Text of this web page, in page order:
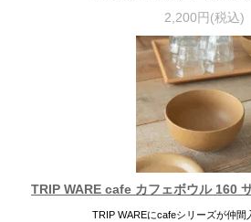
2,200円(税込)
TRIP WARE cafe カフェボウル 160
TRIP WAREにcafeシリーズが仲間